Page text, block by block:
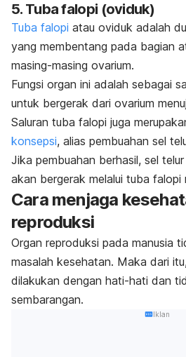
5. Tuba falopi (oviduk)
Tuba falopi atau oviduk adalah
yang membentang pada bagian
masing-masing ovarium.
Fungsi organ ini adalah sebagai
untuk bergerak dari ovarium
Saluran tuba falopi juga
konsepsi, alias pembuahan sel
Jika pembuahan berhasil, sel
akan bergerak melalui tuba falopi
Cara menjaga
reproduksi
Organ reproduksi pada manusia
masalah kesehatan. Maka dari
dilakukan dengan hati-hati dan
sembarangan.
Iklan